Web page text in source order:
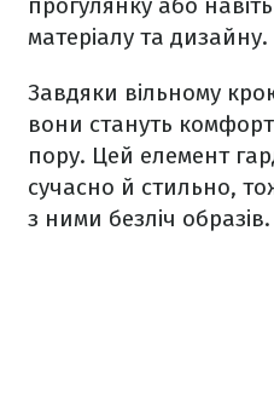
матеріалу та дизайну.
Завдяки вільному
вони стануть
пору. Цей елемент
сучасно й стильно,
з ними безліч образів.